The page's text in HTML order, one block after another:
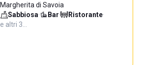
Margherita di Savoia
Sabbiosa· Bar· Ristorante·
e altri 3…